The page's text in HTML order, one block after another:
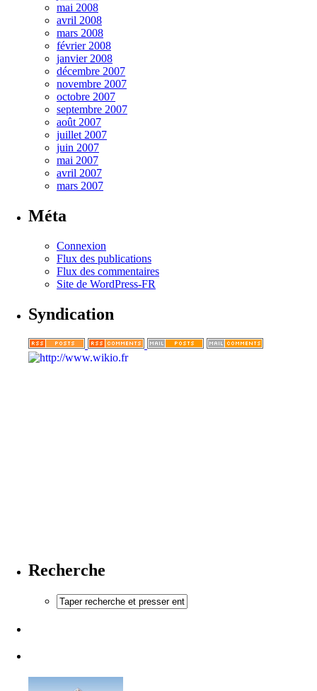
mai 2008
avril 2008
mars 2008
février 2008
janvier 2008
décembre 2007
novembre 2007
octobre 2007
septembre 2007
août 2007
juillet 2007
juin 2007
mai 2007
avril 2007
mars 2007
Méta
Connexion
Flux des publications
Flux des commentaires
Site de WordPress-FR
Syndication
Recherche